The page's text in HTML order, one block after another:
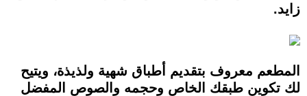
زايد.
المطعم معروف بتقديم أطباق شهية ولذيذة، ويتيح
لك تكوين طبقك الخاص وحجمه والصوص المفضل